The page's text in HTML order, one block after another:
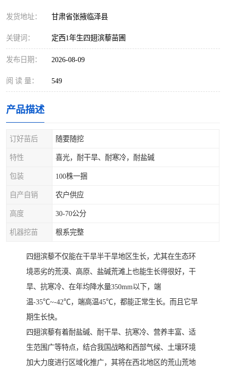
发货地址： 甘肃省张掖临泽县
关键词： 定西1年生四翅滨藜苗圃
发布日期： 2026-08-09
阅 读 量： 549
产品描述
订好苗后 随要随挖
特性 喜光，耐干旱、耐寒冷，耐盐碱
包装 100株一捆
自产自销 农户供应
高度 30-70公分
机器挖苗 根系完整
四翅滨藜不仅能在干旱半干旱地区生长，尤其在生态环
境恶劣的荒漠、高原、盐碱荒滩上也能生长得很好，干
旱、抗寒冷、在年均降水量350mm以下，端
温-35℃~-42℃，端高温45℃，都能正常生长。而且它早
期生长快。
四翅滨藜有着耐盐碱、耐干旱、抗寒冷、营养丰富、适
生范围广等特点，结合我国战略和西部气候、土壤环境
加大力度进行区域化推广，其将在西北地区的荒山荒地